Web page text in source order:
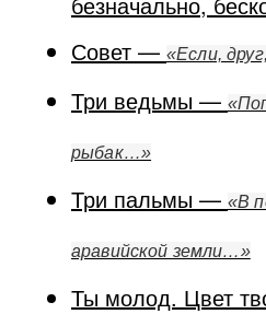
Совет — «Если,
Три ведьмы —
рыбак…»
Три пальмы — «В
аравийской земли…»
Ты молод. Цвет